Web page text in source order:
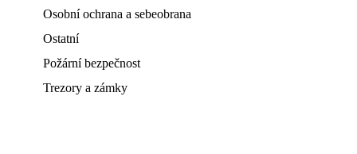
Osobní ochrana a sebeobrana
Ostatní
Požární bezpečnost
Trezory a zámky